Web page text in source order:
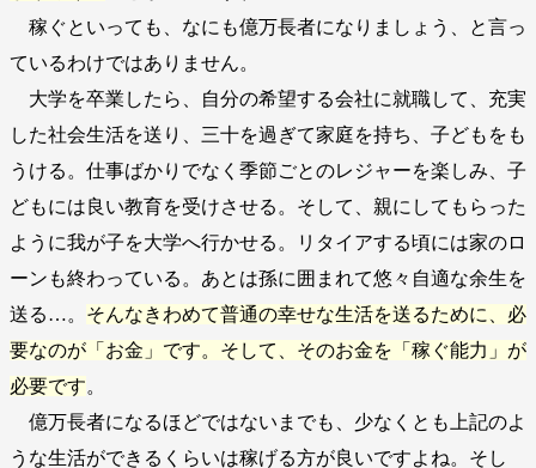
稼ぐといっても、なにも億万長者になりましょう、と言っ
ているわけではありません。
大学を卒業したら、自分の希望する会社に就職して、充実
した社会生活を送り、三十を過ぎて家庭を持ち、子どもをも
うける。仕事ばかりでなく季節ごとのレジャーを楽しみ、子
どもには良い教育を受けさせる。そして、親にしてもらった
ように我が子を大学へ行かせる。リタイアする頃には家のロ
ーンも終わっている。あとは孫に囲まれて悠々自適な余生を
送る…。 そんなきわめて普通の幸せな生活を送るために、必
要なのが「お金」です。そして、そのお金を「稼ぐ能力」が
必要です。
億万長者になるほどではないまでも、少なくとも上記のよ
うな生活ができるくらいは稼げる方が良いですよね。そし